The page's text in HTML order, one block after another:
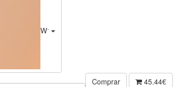
W1
Comprar 45.44€